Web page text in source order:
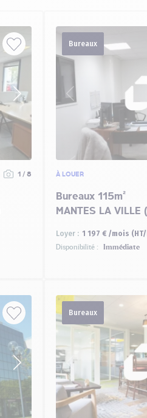
1 / 8
Bureaux
À LOUER
Bureaux 115m²
MANTES LA VILLE
Loyer : 1 197 € /mois (HT/
Disponibilité : Immédiate
Bureaux